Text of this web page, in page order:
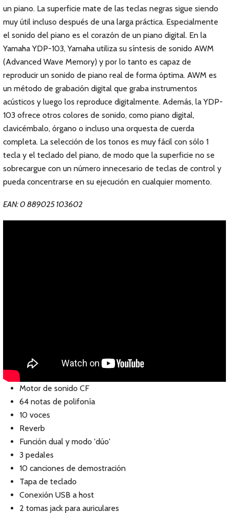
un piano. La superficie mate de las teclas negras sigue siendo
muy útil incluso después de una larga práctica. Especialmente
el sonido del piano es el corazón de un piano digital. En la
Yamaha YDP-103, Yamaha utiliza su síntesis de sonido AWM
(Advanced Wave Memory) y por lo tanto es capaz de
reproducir un sonido de piano real de forma óptima. AWM es
un método de grabación digital que graba instrumentos
acústicos y luego los reproduce digitalmente. Además, la YDP-
103 ofrece otros colores de sonido, como piano digital,
clavicémbalo, órgano o incluso una orquesta de cuerda
completa. La selección de los tonos es muy fácil con sólo 1
tecla y el teclado del piano, de modo que la superficie no se
sobrecargue con un número innecesario de teclas de control y
pueda concentrarse en su ejecución en cualquier momento.
EAN: 0 889025 103602
Motor de sonido CF
64 notas de polifonía
10 voces
Reverb
Función dual y modo 'dúo'
3 pedales
10 canciones de demostración
Tapa de teclado
Conexión USB a host
2 tomas jack para auriculares